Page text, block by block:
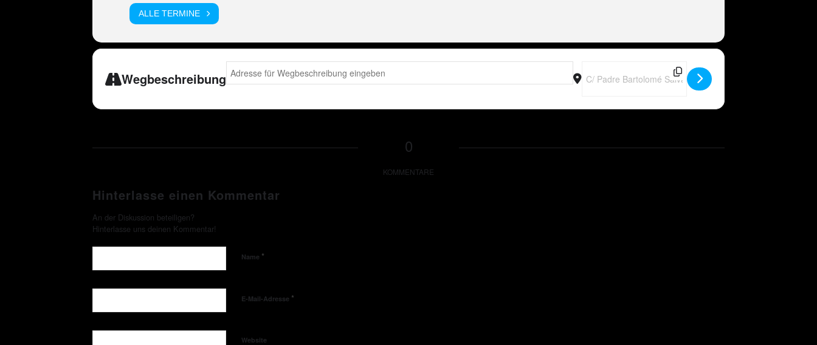
ALLE TERMINE
Wegbeschreibung
Address - Peter Wackel LIVE im Bierkönig (Mallorca) Destination Address - Peter Wackel LIVE im Bierkönig
0
KOMMENTARE
Hinterlasse einen Kommentar
An der Diskussion beteiligen?
Hinterlasse uns deinen Kommentar!
Name *
E-Mail-Adresse *
Website